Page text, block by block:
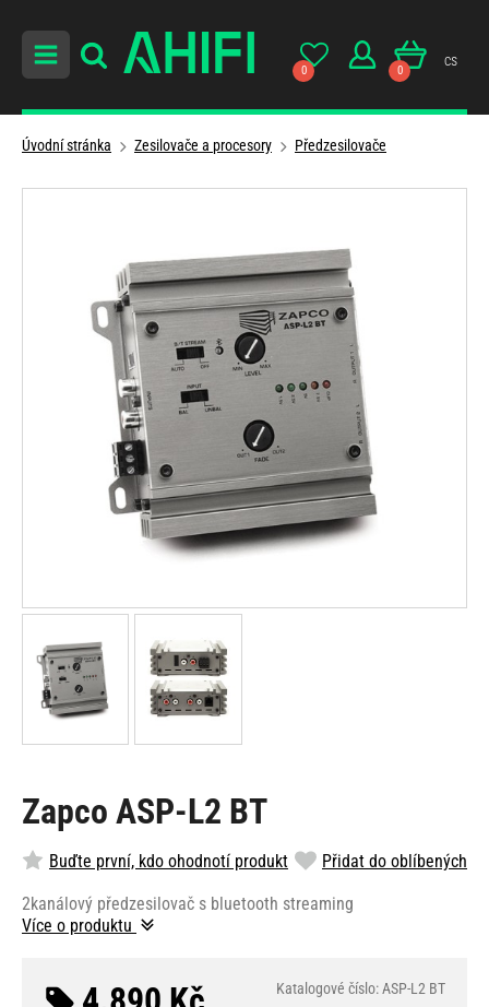
0 0
cs
Úvodní stránka Zesilovače a procesory Předzesilovače
Zapco ASP-L2 BT
Buďte první, kdo ohodnotí produkt Přidat do oblíbených
2kanálový předzesilovač s bluetooth streaming
Více o produktu
Katalogové číslo: ASP-L2 BT